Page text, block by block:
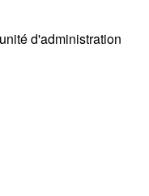
d'administration